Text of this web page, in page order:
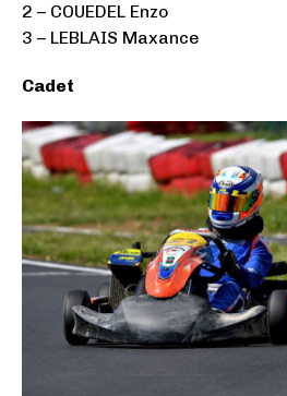
2 – COUEDEL Enzo
3 – LEBLAIS Maxance
Cadet